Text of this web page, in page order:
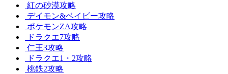
紅の砂漠攻略
デイモン&ベイビー攻略
ポケモンZA攻略
ドラクエ7攻略
仁王3攻略
ドラクエ1・2攻略
桃鉄2攻略